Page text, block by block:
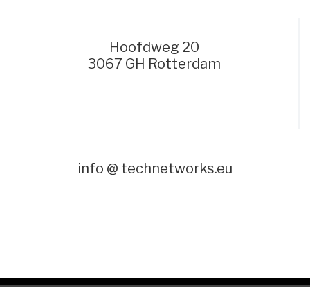
Hoofdweg 20
3067 GH Rotterdam
info @ technetworks.eu